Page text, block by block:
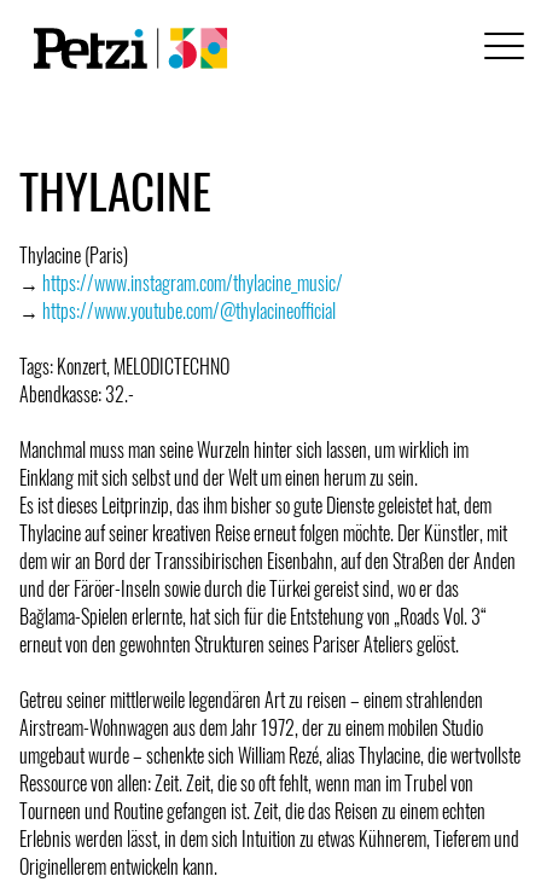
THYLACINE
Thylacine (Paris)
→ https://www.instagram.com/thylacine_music/
→ https://www.youtube.com/@thylacineofficial
Tags: Konzert, MELODICTECHNO
Abendkasse: 32.-
Manchmal muss man seine Wurzeln hinter sich lassen, um wirklich im
Einklang mit sich selbst und der Welt um einen herum zu sein.
Es ist dieses Leitprinzip, das ihm bisher so gute Dienste geleistet hat, dem
Thylacine auf seiner kreativen Reise erneut folgen möchte. Der Künstler, mit
dem wir an Bord der Transsibirischen Eisenbahn, auf den Straßen der Anden
und der Färöer-Inseln sowie durch die Türkei gereist sind, wo er das
Bağlama-Spielen erlernte, hat sich für die Entstehung von „Roads Vol. 3“
erneut von den gewohnten Strukturen seines Pariser Ateliers gelöst.
Getreu seiner mittlerweile legendären Art zu reisen – einem strahlenden
Airstream-Wohnwagen aus dem Jahr 1972, der zu einem mobilen Studio
umgebaut wurde – schenkte sich William Rezé, alias Thylacine, die wertvollste
Ressource von allen: Zeit. Zeit, die so oft fehlt, wenn man im Trubel von
Tourneen und Routine gefangen ist. Zeit, die das Reisen zu einem echten
Erlebnis werden lässt, in dem sich Intuition zu etwas Kühnerem, Tieferem und
Originellerem entwickeln kann.